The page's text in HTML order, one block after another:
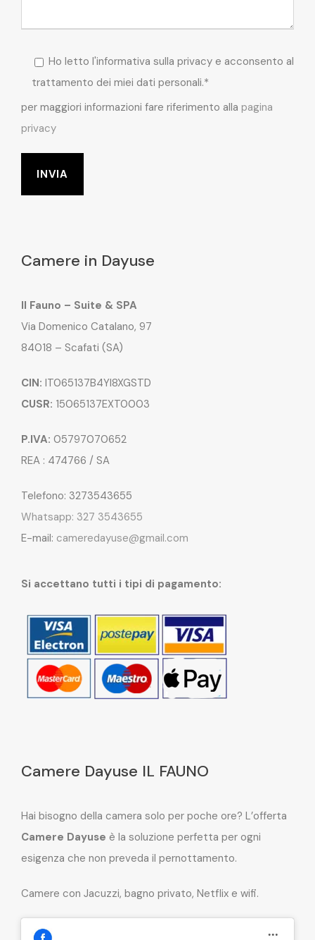
Ho letto l'informativa sulla privacy e acconsento al
trattamento dei miei dati personali.*
per maggiori informazioni fare riferimento alla pagina
privacy
Camere in Dayuse
Il Fauno – Suite & SPA
Via Domenico Catalano, 97
84018 – Scafati (SA)
CIN: IT065137B4YI8XGSTD
CUSR: 15065137EXT0003
P.IVA: 05797070652
REA : 474766 / SA
Telefono: 3273543655
Whatsapp: 327 3543655
E-mail: cameredayuse@gmail.com
Si accettano tutti i tipi di pagamento:
Camere Dayuse IL FAUNO
Hai bisogno della camera solo per poche ore? L’offerta
Camere Dayuse è la soluzione perfetta per ogni
esigenza che non preveda il pernottamento.
Camere con Jacuzzi, bagno privato, Netflix e wifi.